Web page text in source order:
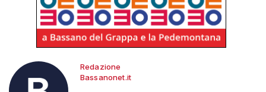
Redazione
Bassanonet.it